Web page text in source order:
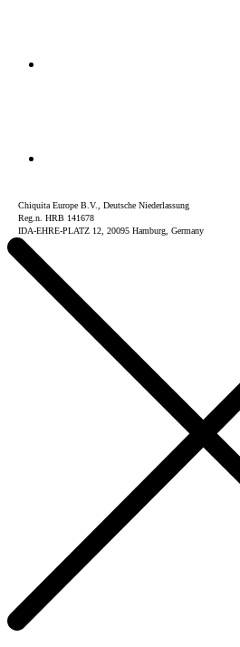
Chiquita Europe B.V., Deutsche Niederlassung
Reg.n. HRB 141678
IDA-EHRE-PLATZ 12, 20095 Hamburg, Germany